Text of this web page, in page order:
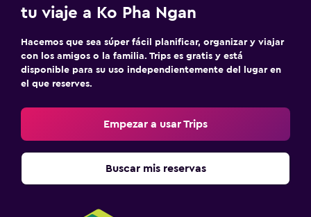
tu viaje a Ko Pha Ngan
Hacemos que sea súper fácil planificar, organizar y viajar
con los amigos o la familia. Trips es gratis y está
disponible para su uso independientemente del lugar en
el que reserves.
Empezar a usar Trips
Buscar mis reservas